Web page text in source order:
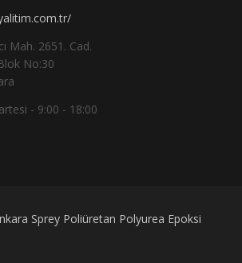
Mah. 2651. Cad.
No:30
- 9:00 - 18:00
Sprey Poliüretan Polyurea Epoksi